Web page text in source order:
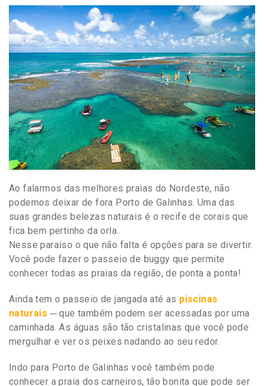
Ao falarmos das melhores praias do Nordeste, não
podemos deixar de fora Porto de Galinhas. Uma das
suas grandes belezas naturais é o recife de corais que
fica bem pertinho da orla.
Nesse paraíso o que não falta é opções para se divertir.
Você pode fazer o passeio de buggy que permite
conhecer todas as praias da região, de ponta a ponta!
Ainda tem o passeio de jangada até as piscinas
naturais ─ que também podem ser acessadas por uma
caminhada. As águas são tão cristalinas que você pode
mergulhar e ver os peixes nadando ao seu redor.
Indo para Porto de Galinhas você também pode
conhecer a praia dos carneiros, tão bonita que pode ser